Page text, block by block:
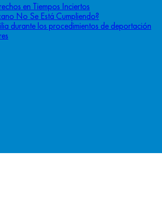
en Tiempos Inciertos
No Se Está Cumpliendo?
durante los procedimientos de deportación